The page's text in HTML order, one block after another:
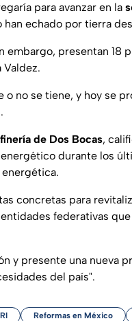
para avanzar en la
echado por tierra
embargo, presentan 18
o no se tiene, y hoy se
de Dos Bocas,
durante los
concretas para
federativas
y presente una nueva
del país".
Reformas en México